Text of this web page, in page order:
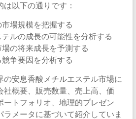
以下の通りです：
場規模を把握する
ルの成長の可能性を分析する
の将来成長を予測する
争要因を分析する
の安息香酸メチルエステル市場に
社概要、販売数量、売上高、価
ートフォリオ、地理的プレゼン
ラメータに基づいて紹介していま